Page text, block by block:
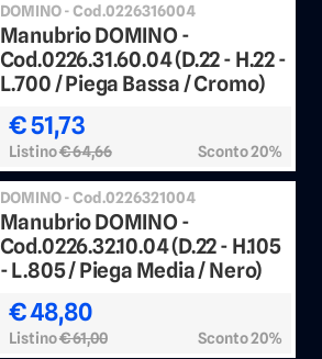
DOMINO - Cod.0226316004
Manubrio DOMINO -
Cod.0226.31.60.04 (D.22 - H.22 -
L.700 / Piega Bassa / Cromo)
€ 51,73
Listino€ 64,66 Sconto 20%
DOMINO - Cod.0226321004
Manubrio DOMINO -
Cod.0226.32.10.04 (D.22 - H.105
- L.805 / Piega Media / Nero)
€ 48,80
Listino€ 61,00 Sconto 20%